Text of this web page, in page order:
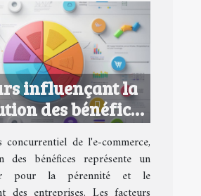
influençant la
des bénéfices
l'e-commerce
concurrentiel de l'e-commerce,
des bénéfices représente un
pour la pérennité et le